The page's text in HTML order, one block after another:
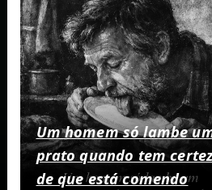
Um homem só lambe
prato quando tem
de que está comendo